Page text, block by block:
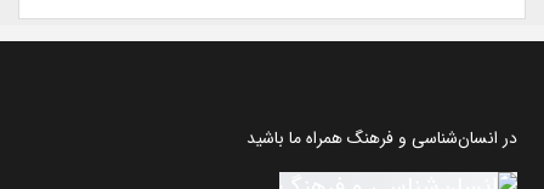
در انسان‌شناسی و فرهنگ همراه ما باشید